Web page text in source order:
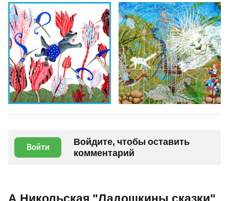
Войти
Войдите, чтобы оставить
комментарий